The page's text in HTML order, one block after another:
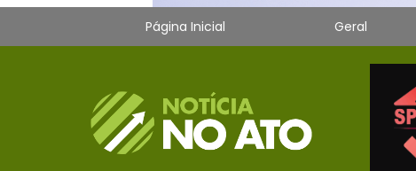
Página Inicial Geral